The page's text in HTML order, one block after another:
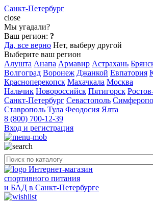
Санкт-Петербург
close
Мы угадали?
Ваш регион: ?
Да, все верно Нет, выберу другой
Выберите ваш регион
Алушта Анапа Армавир Астрахань
Волгоград Воронеж Джанкой Евпатория
Красноперекопск Махачкала Москва
Нальчик Новороссийск Пятигорск
Санкт-Петербург Севастополь
Ставрополь Тула Феодосия Ялта
8 (800) 700-12-39
Вход и регистрация
Интернет-магазин
спортивного питания
и БАД в Санкт-Петербурге